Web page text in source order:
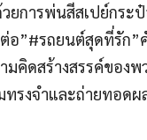
การพ่นสีสเปย์กระป๋
อ”#รถยนต์สุดที่รัก
คิดสร้างสรรค์ของพ
รงจำและถ่ายทอด